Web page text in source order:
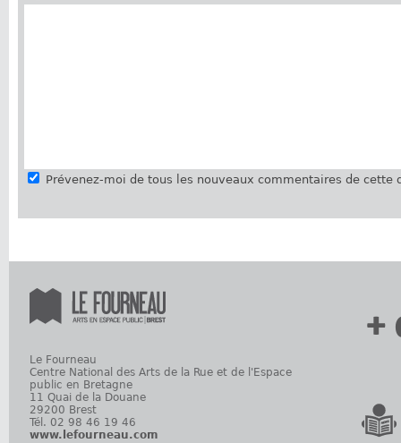
Prévenez-moi de tous les nouveaux commentaires de cette
Le Fourneau
Centre National des Arts de la Rue et de l'Espace
public en Bretagne
11 Quai de la Douane
29200 Brest
Tél. 02 98 46 19 46
www.lefourneau.com
+